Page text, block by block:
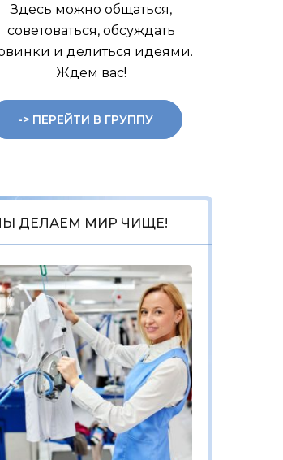
Здесь можно общаться,
советоваться, обсуждать
и делиться идеями.
Ждем вас!
-> ПЕРЕЙТИ В ГРУППУ
ДЕЛАЕМ МИР ЧИЩЕ!